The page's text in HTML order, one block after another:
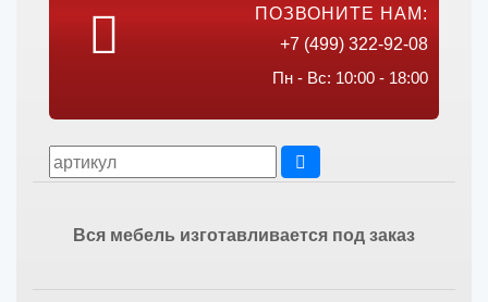
ПОЗВОНИТЕ НАМ:
+7 (499) 322-92-08
Пн - Вс: 10:00 - 18:00
Вся мебель изготавливается под заказ